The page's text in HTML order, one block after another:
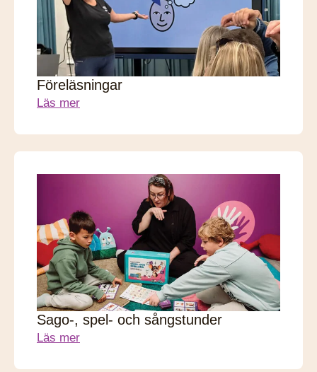
Föreläsningar
Läs mer
Sago-, spel- och sångstunder
Läs mer